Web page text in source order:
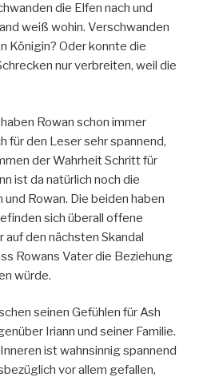
die Elfen nach und
weiß wohin. Verschwanden
Königin? Oder konnte die
nur verbreiten, weil die
Rowan schon immer
für den Leser sehr spannend,
der Wahrheit Schritt für
ist da natürlich noch die
Rowan. Die beiden haben
sich überall offene
auf den nächsten Skandal
Rowans Vater die Beziehung
würde.
seinen Gefühlen für Ash
Iriann und seiner Familie.
ist wahnsinnig spannend
vor allem gefallen,